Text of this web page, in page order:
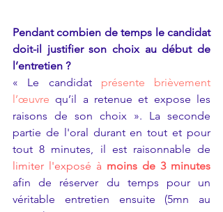
Pendant combien de temps le candidat
doit-il justifier son choix au début de
l’entretien ?
« Le candidat présente brièvement
l’œuvre qu’il a retenue et expose les
raisons de son choix ». La seconde
partie de l'oral durant en tout et pour
tout 8 minutes, il est raisonnable de
limiter l'exposé à moins de 3 minutes
afin de réserver du temps pour un
véritable entretien ensuite (5mn au